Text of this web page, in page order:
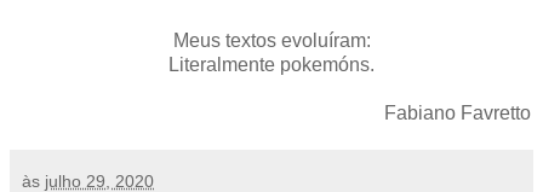
Meus textos evoluíram:
Literalmente pokemóns.
Fabiano Favretto
às julho 29, 2020